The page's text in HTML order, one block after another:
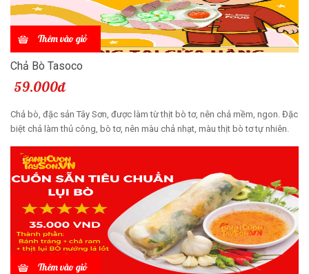
Thêm vào giỏ
Chả Bò Tasoco
59.000đ
Chả bò, đặc sản Tây Sơn, được làm từ thịt bò tơ, nên chả mềm, ngon. Đặc
biệt chả làm thủ công, bò tơ, nên màu chả nhạt, màu thịt bò tơ tự nhiên.
Thêm vào giỏ